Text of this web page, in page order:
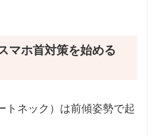
マホ首対策を始める
トネック）は前傾姿勢で起